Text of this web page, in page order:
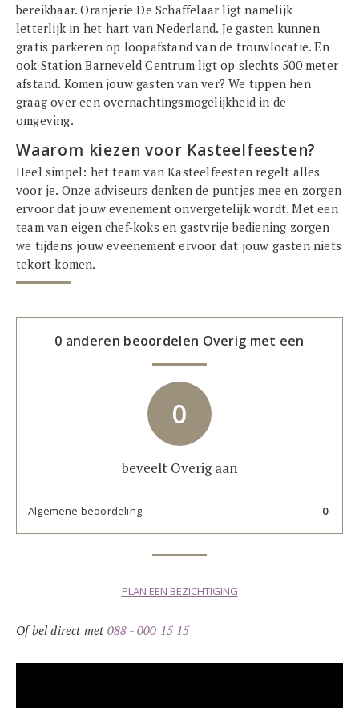
bereikbaar. Oranjerie De Schaffelaar ligt namelijk
letterlijk in het hart van Nederland. Je gasten kunnen
gratis parkeren op loopafstand van de trouwlocatie. En
ook Station Barneveld Centrum ligt op slechts 500 meter
afstand. Komen jouw gasten van ver? We tippen hen
graag over een overnachtingsmogelijkheid in de
omgeving.
Waarom kiezen voor Kasteelfeesten?
Heel simpel: het team van Kasteelfeesten regelt alles
voor je. Onze adviseurs denken de puntjes mee en zorgen
ervoor dat jouw evenement onvergetelijk wordt. Met een
team van eigen chef-koks en gastvrije bediening zorgen
we tijdens jouw eveenement ervoor dat jouw gasten niets
tekort komen.
0 anderen beoordelen Overig met een
0
beveelt Overig aan
Algemene beoordeling 0
PLAN EEN BEZICHTIGING
Of bel direct met 088 - 000 15 15